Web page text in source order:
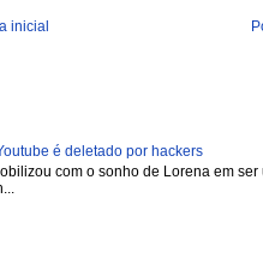
inicial
é deletado por hackers
com o sonho de Lorena em ser